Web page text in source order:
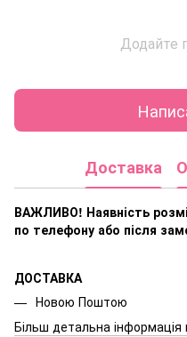
Додайте
Доставка
ВАЖЛИВО! Наявність
по телефону або після
ДОСТАВКА
Новою Поштою
Більш детальна